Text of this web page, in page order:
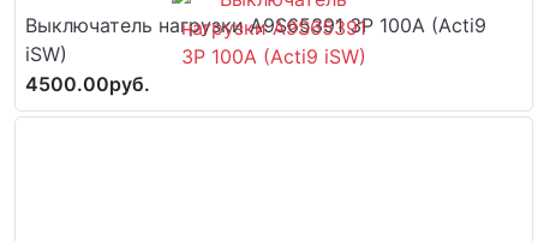
Выключатель нагрузки A9S65391 3P 100A (Acti9
iSW)
4500.00руб.